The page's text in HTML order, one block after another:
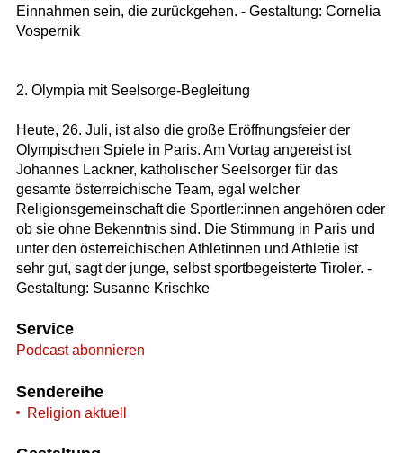
Einnahmen sein, die zurückgehen. - Gestaltung: Cornelia
Vospernik
2. Olympia mit Seelsorge-Begleitung
Heute, 26. Juli, ist also die große Eröffnungsfeier der
Olympischen Spiele in Paris. Am Vortag angereist ist
Johannes Lackner, katholischer Seelsorger für das
gesamte österreichische Team, egal welcher
Religionsgemeinschaft die Sportler:innen angehören oder
ob sie ohne Bekenntnis sind. Die Stimmung in Paris und
unter den österreichischen Athletinnen und Athletie ist
sehr gut, sagt der junge, selbst sportbegeisterte Tiroler. -
Gestaltung: Susanne Krischke
Service
Podcast abonnieren
Sendereihe
Religion aktuell